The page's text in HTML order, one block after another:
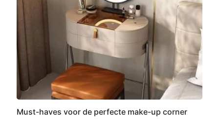
Must-haves voor de perfecte make-up corner